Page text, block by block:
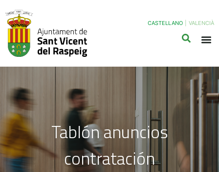
CASTELLANO VALENCIÀ
Tablón anuncios
contratación